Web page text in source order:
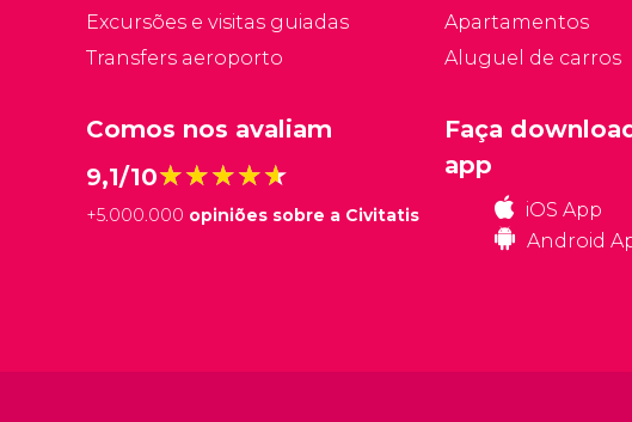
Excursões e visitas guiadas
Transfers aeroporto
Apartamentos
Aluguel de carros
Comos nos avaliam
9,1/10★★★★★
★★★★★
+5.000.000 opiniões sobre a Civitatis
Faça
app
iOS App
Android